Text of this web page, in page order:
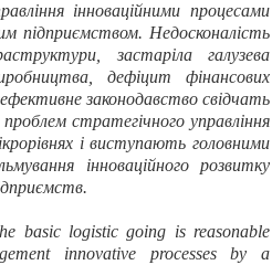
інноваційними процесами
підприємством. Недосконалість
застаріла галузева
дефіцит фінансових
законодавство свідчать
стратегічного управління
і виступають головними
інноваційного розвитку
basic logistic going is reasonable
innovative processes by a